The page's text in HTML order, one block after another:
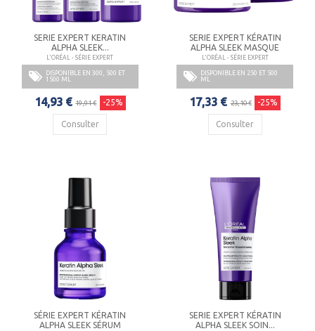
SERIE EXPERT KERATIN
ALPHA SLEEK...
L'ORÉAL - SÉRIE EXPERT
DISPONIBLE EN 300, 500 ET
1500 ML
14,93 € 19,91 € -25%
Consulter
SERIE EXPERT KÉRATIN
ALPHA SLEEK MASQUE
L'ORÉAL - SÉRIE EXPERT
DISPONIBLE EN 250 ET 500
ML
17,33 € 23,10 € -25%
Consulter
SÉRIE EXPERT KÉRATIN
ALPHA SLEEK SÉRUM
SERIE EXPERT KÉRATIN
ALPHA SLEEK SOIN...